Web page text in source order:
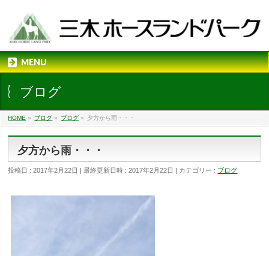
MENU
ブログ
HOME » ブログ » ブログ » 夕方から雨・・・
夕方から雨・・・
投稿日 : 2017年2月22日 最終更新日時 : 2017年2月22日 カテゴリー : ブログ